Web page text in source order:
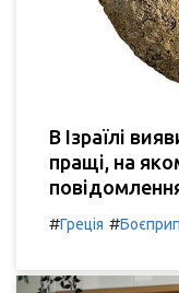
В Ізраїлі
пращі, на
#Греція #